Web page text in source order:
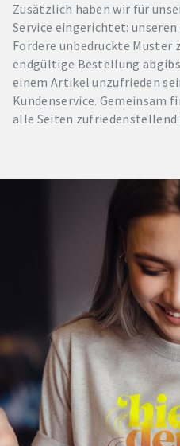
Zusätzlich haben wir für
Service eingerichtet: unseren
Fordere unbedruckte Muster
endgültige Bestellung
einem Artikel unzufrieden
Kundenservice. Gemeinsam
alle Seiten zufriedenstellend